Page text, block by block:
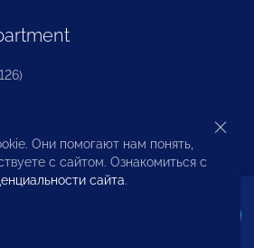
Rights Protection
Они помогают нам понять,
с сайтом. Ознакомиться с
сайта.